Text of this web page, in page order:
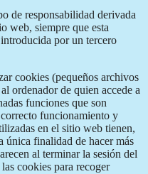
de responsabilidad derivada
web, siempre que esta
por un tercero
cookies (pequeños archivos
ordenador de quien accede a
funciones que son
funcionamiento y
en el sitio web tienen,
única finalidad de hacer más
al terminar la sesión del
cookies para recoger